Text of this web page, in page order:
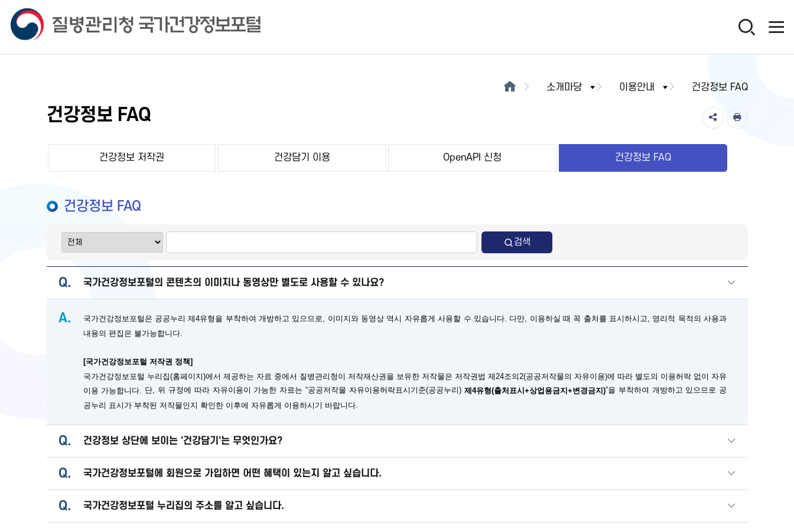
소개마당 이용안내 건강정보 FAQ
건강정보 FAQ
건강정보 저작권 건강담기 이용 OpenAPI 신청 건강정보 FAQ
건강정보 FAQ
검색
Q. 국가건강정보포털의 콘텐츠의 이미지나 동영상만 별도로 사용할 수 있나요?
A.
국가건강정보포털은 공공누리 제4유형을 부착하여 개방하고 있으므로, 이미지와 동영상 역시 자유롭게 사용할 수 있습니다. 다만, 이용하실 때 꼭 출처를 표시하시고, 영리적 목적의 사용과
내용의 편집은 불가능합니다.
[국가건강정보포털 저작권 정책]
국가건강정보포털 누리집(홈페이지)에서 제공하는 자료 중에서 질병관리청이 저작재산권을 보유한 저작물은 저작권법 제24조의2(공공저작물의 자유이용)에 따라 별도의 이용허락 없이 자유
이용 가능합니다. 단, 위 규정에 따라 자유이용이 가능한 자료는 “공공저작물 자유이용허락표시기준(공공누리)제4유형(출처표시+상업용금지+변경금지)”을 부착하여 개방하고 있으므로 공
공누리 표시가 부착된 저작물인지 확인한 이후에 자유롭게 이용하시기 바랍니다.
Q. 건강정보 상단에 보이는 '건강담기'는 무엇인가요?
Q. 국가건강정보포털에 회원으로 가입하면 어떤 혜택이 있는지 알고 싶습니다.
Q. 국가건강정보포털 누리집의 주소를 알고 싶습니다.